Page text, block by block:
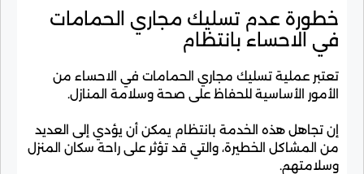
خطورة عدم تسليك مجاري الحمامات
في الاحساء بانتظام
تعتبر عملية تسليك مجاري الحمامات في الاحساء من
الأمور الأساسية للحفاظ على صحة وسلامة المنازل.
إن تجاهل هذه الخدمة بانتظام يمكن أن يؤدي إلى العديد
من المشاكل الخطيرة، والتي قد تؤثر على راحة سكان المنزل
وسلامتهم.